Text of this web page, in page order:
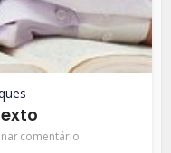
comentário